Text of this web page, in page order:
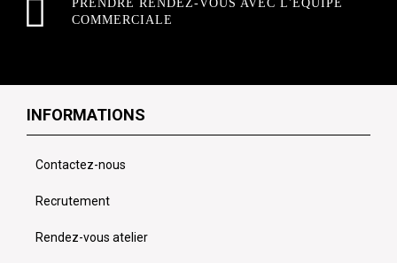
PRENDRE RENDEZ-VOUS AVEC L'ÉQUIPE
COMMERCIALE
INFORMATIONS
Contactez-nous
Recrutement
Rendez-vous atelier